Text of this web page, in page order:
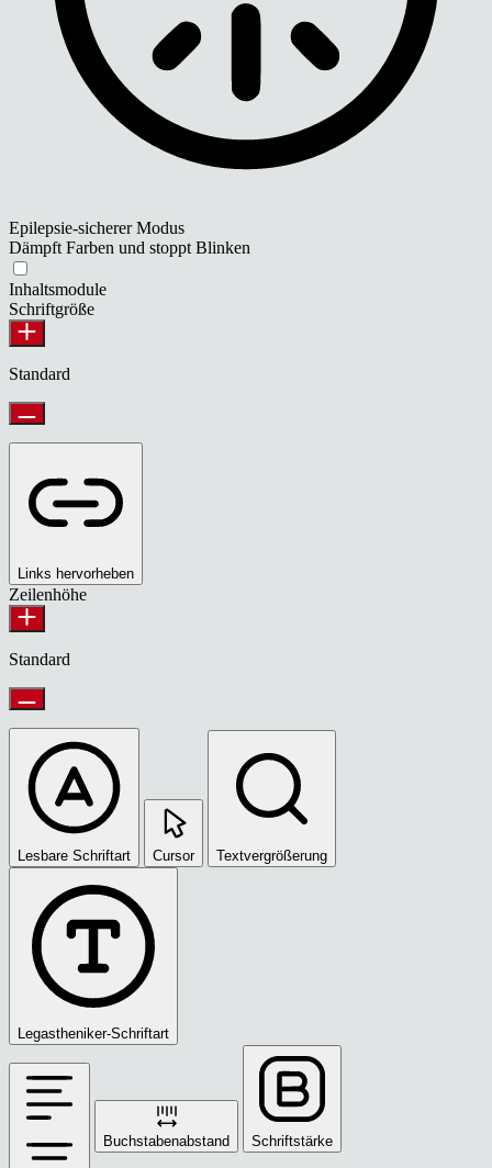
Epilepsie-sicherer Modus
Dämpft Farben und stoppt Blinken
Inhaltsmodule
Schriftgröße
Standard
Links hervorheben
Zeilenhöhe
Standard
Lesbare Schriftart Cursor Textvergrößerung
Legastheniker-Schriftart
Buchstabenabstand Schriftstärke